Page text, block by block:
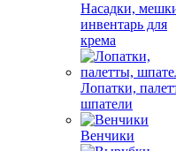
Насадки,
инвентарь для
крема
Лопатки,
шпатели
Венчики